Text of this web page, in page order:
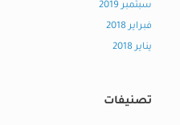
سبتمبر 2019
فبراير 2018
يناير 2018
تصنيفات